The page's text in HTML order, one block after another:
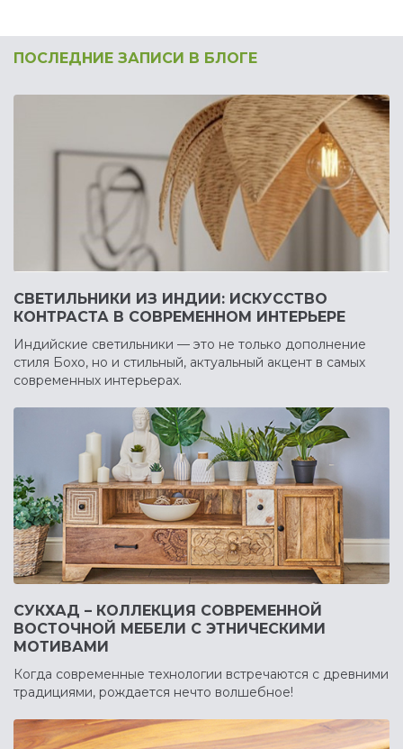
ПОСЛЕДНИЕ ЗАПИСИ В БЛОГЕ
СВЕТИЛЬНИКИ ИЗ ИНДИИ: ИСКУССТВО
КОНТРАСТА В СОВРЕМЕННОМ ИНТЕРЬЕРЕ
Индийские светильники — это не только дополнение
стиля Бохо, но и стильный, актуальный акцент в самых
современных интерьерах.
СУКХАД – КОЛЛЕКЦИЯ СОВРЕМЕННОЙ
ВОСТОЧНОЙ МЕБЕЛИ С ЭТНИЧЕСКИМИ
МОТИВАМИ
Когда современные технологии встречаются с древними
традициями, рождается нечто волшебное!